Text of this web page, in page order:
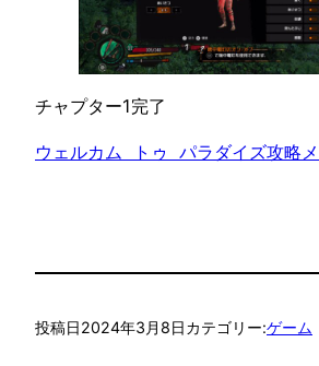
チャプター1完了
ウェルカム トゥ パラダイズ攻略
投稿日2024年3月8日カテゴリー:ゲーム